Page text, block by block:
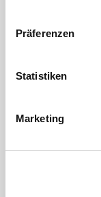
Präferenzen
Statistiken
Marketing